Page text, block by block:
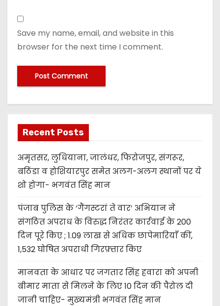
Save my name, email, and website in this
browser for the next time I comment.
Recent Posts
अमृतसर, लुधियाना, जालंधर, फिरोजपुर, संगरूर,
बठिंडा व होशियारपुर समेत अलग-अलग स्थानों पर ये
शो होगा- भगवंत सिंह मान
पंजाब पुलिस के ‘गैंगस्टरां ते वार’ अभियान ने
संगठित अपराध के विरुद्ध निरंतर कार्रवाई के 200
दिन पूरे किए ; 1.09 लाख से अधिक छापेमारियाँ कीं,
1,532 घोषित अपराधी गिरफ़्तार किए
मानवता के आधार पर जगतार सिंह हवारा को अपनी
बीमार माता से मिलने के लिए 10 दिन की पैरोल दी
जानी चाहिए- मुख्यमंत्री भगवंत सिंह मान